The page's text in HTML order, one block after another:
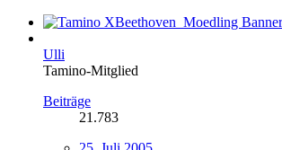
Ulli
Tamino-Mitglied
Beiträge
21.783